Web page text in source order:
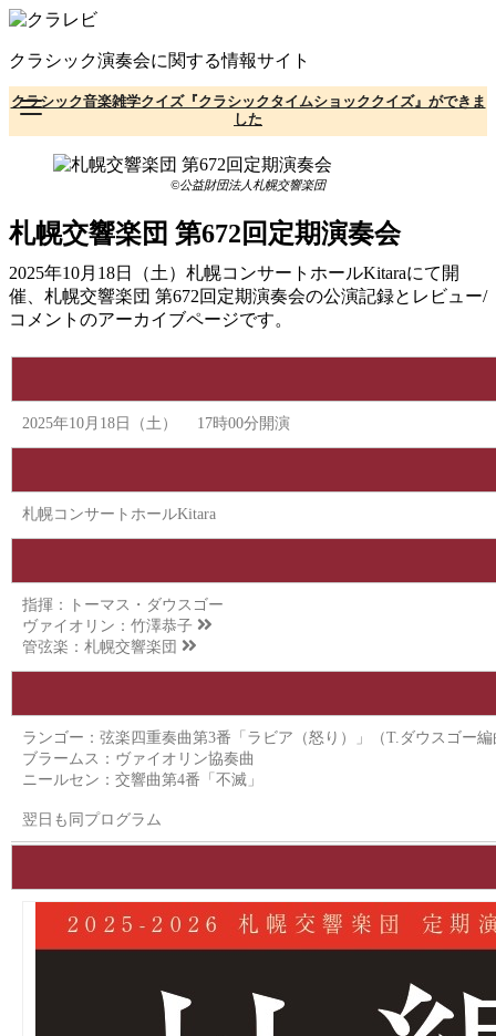
コ
テ
ン
ツ
へ
クラシック演奏会に関する情報サイト
クラシック音楽雑学クイズ『クラシックタイムショッククイズ』ができま
した
©公益財団法人札幌交響楽団
札幌交響楽団 第672回定期演奏会
2025年10月18日（土）札幌コンサートホールKitaraにて開
催、札幌交響楽団 第672回定期演奏会の公演記録とレビュー/
コメントのアーカイブページです。
2025年10月18日（土） 17時00分開演
札幌コンサートホールKitara
指揮：トーマス・ダウスゴー
ヴァイオリン： 竹澤恭子
管弦楽： 札幌交響楽団
ランゴー：弦楽四重奏曲第3番「ラビア（怒り）」（T.ダウスゴー
ブラームス：ヴァイオリン協奏曲
ニールセン：交響曲第4番「不滅」
翌日も同プログラム